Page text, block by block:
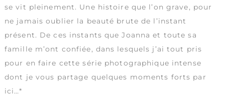
se vit pleinement. Une histoire que l’on grave, pour
ne jamais oublier la beauté brute de l’instant
présent. De ces instants que Joanna et toute sa
famille m’ont confiée, dans lesquels j’ai tout pris
pour en faire cette série photographique intense
dont je vous partage quelques moments forts par
ici…*